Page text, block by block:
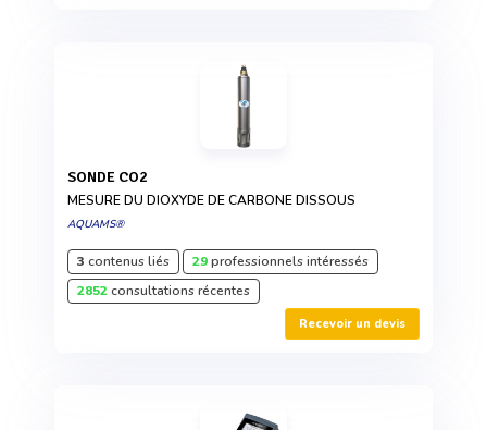
SONDE CO2
MESURE DU DIOXYDE DE CARBONE DISSOUS
AQUAMS®
3 contenus liés 29professionnels intéressés
2852consultations récentes
Recevoir un devis